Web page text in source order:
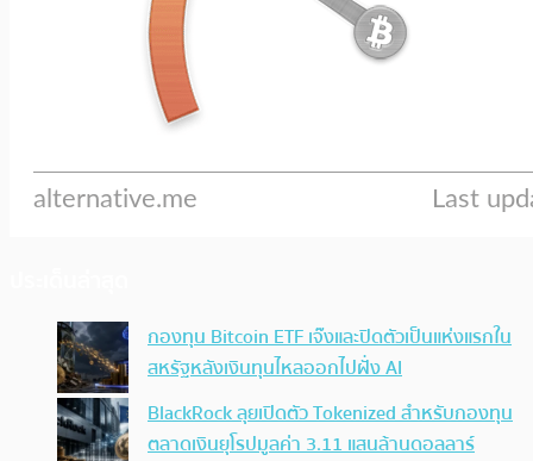
กองทุน Bitcoin ETF เจ๊งและปิดตัวเป็นแห่งแรกใน
สหรัฐหลังเงินทุนไหลออกไปฝั่ง AI
BlackRock ลุยเปิดตัว Tokenized สำหรับกองทุน
ตลาดเงินยุโรปมูลค่า 3.11 แสนล้านดอลลาร์